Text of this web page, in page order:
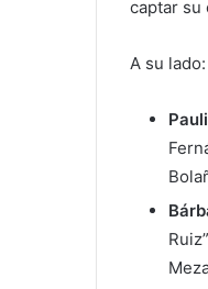
captar su
A su lado: